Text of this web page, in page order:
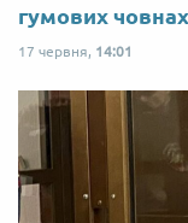
гумових човнах
17 червня, 14:01